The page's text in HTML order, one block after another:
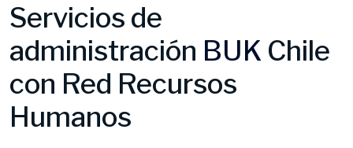
Servicios de
administración BUK Chile
con Red Recursos
Humanos